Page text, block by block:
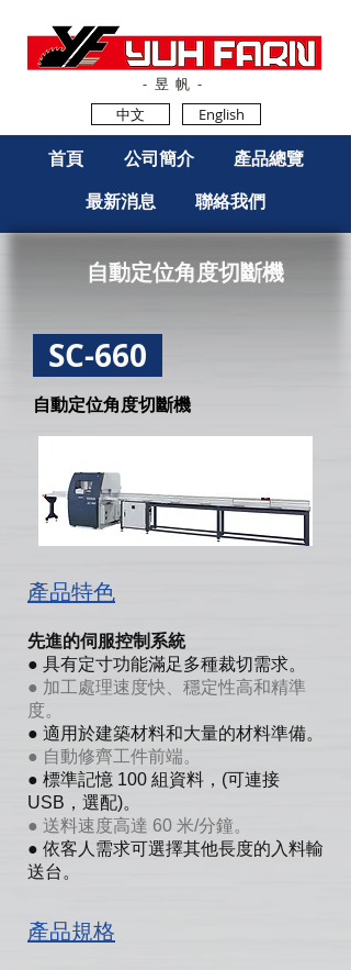
-昱帆-
中文
English
首頁 公司簡介
產品總覽
最新消息
聯絡我們
自動定位角度切斷機
SC-660
自動定位角度切斷機
產品特色
先進的伺服控制系統
● 具有定寸功能滿足多種裁切需求。
● 加工處理速度快、穩定性高和精準
度。
● 適用於建築材料和大量的材料準備。
● 自動修齊工件前端。
● 標準記憶 100 組資料，(可連接
USB，選配)。
● 送料速度高達 60 米/分鐘。
● 依客人需求可選擇其他長度的入料輸
送台。
產品規格